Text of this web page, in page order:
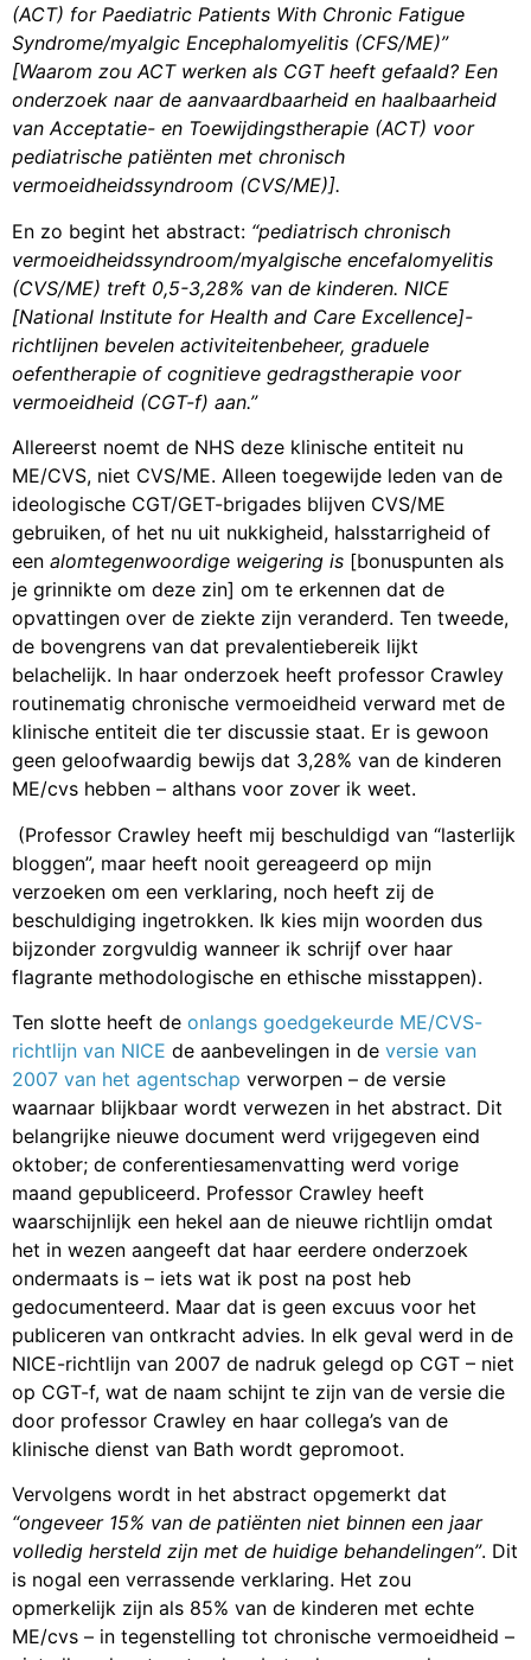
(ACT) for Paediatric Patients With Chronic Fatigue
Syndrome/myalgic Encephalomyelitis (CFS/ME)”
[Waarom zou ACT werken als CGT heeft gefaald? Een
onderzoek naar de aanvaardbaarheid en haalbaarheid
van Acceptatie- en Toewijdingstherapie (ACT) voor
pediatrische patiënten met chronisch
vermoeidheidssyndroom (CVS/ME)].
En zo begint het abstract: “pediatrisch chronisch
vermoeidheidssyndroom/myalgische encefalomyelitis
(CVS/ME) treft 0,5-3,28% van de kinderen. NICE
[National Institute for Health and Care Excellence]-
richtlijnen bevelen activiteitenbeheer, graduele
oefentherapie of cognitieve gedragstherapie voor
vermoeidheid (CGT-f) aan.”
Allereerst noemt de NHS deze klinische entiteit nu
ME/CVS, niet CVS/ME. Alleen toegewijde leden van de
ideologische CGT/GET-brigades blijven CVS/ME
gebruiken, of het nu uit nukkigheid, halsstarrigheid of
een alomtegenwoordige weigering is [bonuspunten als
je grinnikte om deze zin] om te erkennen dat de
opvattingen over de ziekte zijn veranderd. Ten tweede,
de bovengrens van dat prevalentiebereik lijkt
belachelijk. In haar onderzoek heeft professor Crawley
routinematig chronische vermoeidheid verward met de
klinische entiteit die ter discussie staat. Er is gewoon
geen geloofwaardig bewijs dat 3,28% van de kinderen
ME/cvs hebben – althans voor zover ik weet.
(Professor Crawley heeft mij beschuldigd van “lasterlijk
bloggen”, maar heeft nooit gereageerd op mijn
verzoeken om een verklaring, noch heeft zij de
beschuldiging ingetrokken. Ik kies mijn woorden dus
bijzonder zorgvuldig wanneer ik schrijf over haar
flagrante methodologische en ethische misstappen).
Ten slotte heeft de onlangs goedgekeurde ME/CVS-
richtlijn van NICE de aanbevelingen in de versie van
2007 van het agentschap verworpen – de versie
waarnaar blijkbaar wordt verwezen in het abstract. Dit
belangrijke nieuwe document werd vrijgegeven eind
oktober; de conferentiesamenvatting werd vorige
maand gepubliceerd. Professor Crawley heeft
waarschijnlijk een hekel aan de nieuwe richtlijn omdat
het in wezen aangeeft dat haar eerdere onderzoek
ondermaats is – iets wat ik post na post heb
gedocumenteerd. Maar dat is geen excuus voor het
publiceren van ontkracht advies. In elk geval werd in de
NICE-richtlijn van 2007 de nadruk gelegd op CGT – niet
op CGT-f, wat de naam schijnt te zijn van de versie die
door professor Crawley en haar collega’s van de
klinische dienst van Bath wordt gepromoot.
Vervolgens wordt in het abstract opgemerkt dat
“ongeveer 15% van de patiënten niet binnen een jaar
volledig hersteld zijn met de huidige behandelingen”. Dit
is nogal een verrassende verklaring. Het zou
opmerkelijk zijn als 85% van de kinderen met echte
ME/cvs – in tegenstelling tot chronische vermoeidheid –